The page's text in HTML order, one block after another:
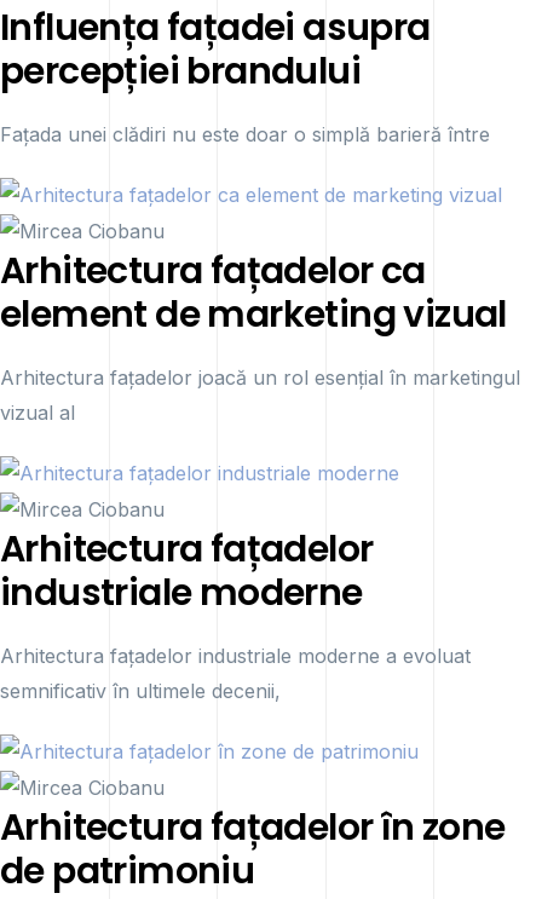
Influența fațadei asupra
percepției brandului
Fațada unei clădiri nu este doar o simplă barieră între
Arhitectura fațadelor ca
element de marketing vizual
Arhitectura fațadelor joacă un rol esențial în marketingul
vizual al
Arhitectura fațadelor
industriale moderne
Arhitectura fațadelor industriale moderne a evoluat
semnificativ în ultimele decenii,
Arhitectura fațadelor în zone
de patrimoniu